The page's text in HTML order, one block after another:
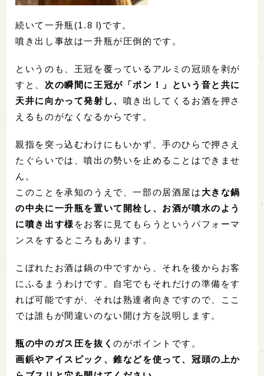
続いて一升瓶(1.8 l)です。
噴き出し事故は一升瓶が圧倒的です。
というのも、王冠を覆っているアルミの冠頭を剥が
すと、次の瞬間に王冠が「ポン！」という音と共に
天井に向かって発射し、 噴き出してくるお酒を押さ
えるものがなくなるからです。
親指を突っ込むわけにもいかず、手のひらで押さえ
たぐらいでは、噴出の勢いを止めることはできませ
ん。
このことを承知のうえで、一部の居酒屋は 大きな鍋
の中央に一升瓶を置いて開栓し、お酒が噴水のよう
に噴き出す様 をお客に見てもらうというパフォーマ
ンスをするところもあります。
こぼれたお酒は鍋の中ですから、それを後からお客
にふるまうわけです。自宅でもそれだけの準備をす
れば可能ですが、それは熟達者向きですので、ここ
では誰もが間違いのない開け方を説明します。
瓶の中のガス圧を抜くのがポイントです。
画鋲やアイスピック、錐などを使って、冠頭の上か